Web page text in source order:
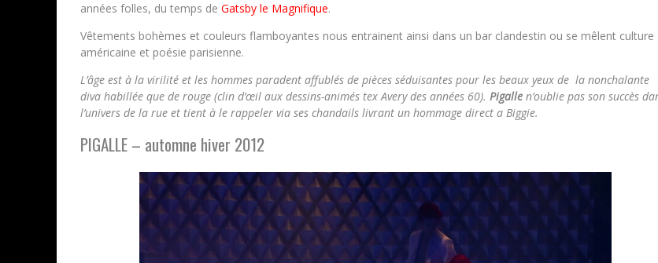
années folles, du temps de Gatsby le Magnifique.
Vêtements bohèmes et couleurs flamboyantes nous entrainent ainsi dans un bar clandestin ou se mêlent culture
américaine et poésie parisienne.
L’âge est à la virilité et les hommes paradent affublés de pièces séduisantes pour les beaux yeux de la nonchalante
diva habillée que de rouge (clin d’œil aux dessins-animés tex Avery des années 60). Pigalle n’oublie pas son succès
l’univers de la rue et tient à le rappeler via ses chandails livrant un hommage direct a Biggie.
PIGALLE – automne hiver 2012